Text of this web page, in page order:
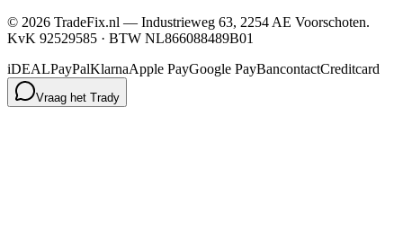
© 2026 TradeFix.nl — Industrieweg 63, 2254 AE Voorschoten.
KvK 92529585 · BTW NL866088489B01
iDEALPayPalKlarnaApple PayGoogle PayBancontactCreditcard
Vraag het Trady